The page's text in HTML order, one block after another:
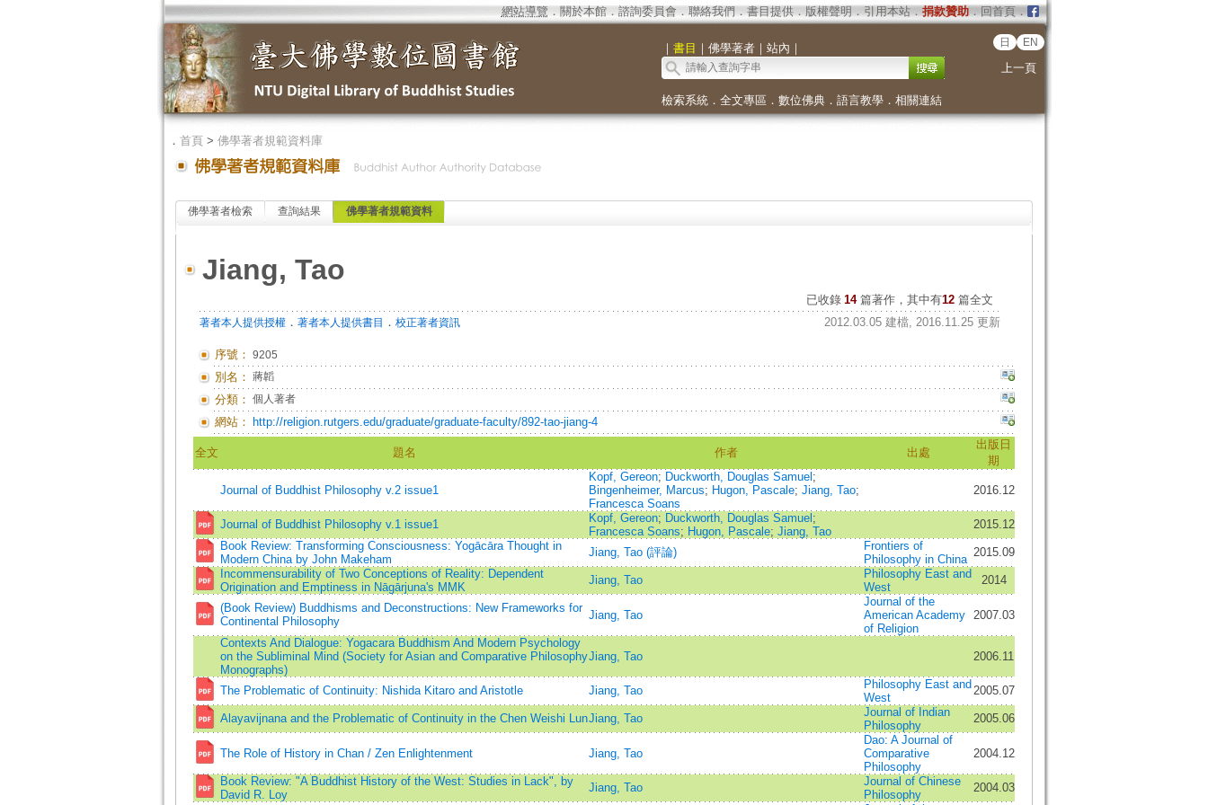
網站導覽 ． 關於本館． 諮詢委員會． 聯絡我們 ． 書目提供． 版權聲明 ． 引用本站． 捐款贊助．回首頁．
｜ 書目 ｜ 佛學著者｜ 站內 ｜ 日 EN
上一頁
檢索系統． 全文專區 ． 數位佛典． 語言教學． 相關連結
． 首頁> 佛學著者規範資料庫
佛學著者檢索 查詢結果 佛學著者規範資料
Jiang, Tao
已收錄 14 篇著作，其中有12篇全文
著者本人提供授權． 著者本人提供書目 ． 校正著者資訊 2012.03.05 建檔, 2016.11.25 更新
序號： 9205
別名： 蔣韜
分類： 個人著者
網站： http://religion.rutgers.edu/graduate/graduate-faculty/892-tao-jiang-4
全文 題名 作者 出處
出版日
期
Journal of Buddhist Philosophy v.2 issue1
Kopf, Gereon; Duckworth, Douglas Samuel ;
Bingenheimer, Marcus; Hugon, Pascale; Jiang, Tao;
Francesca Soans
2016.12
Journal of Buddhist Philosophy v.1 issue1 Kopf, Gereon; Duckworth, Douglas Samuel ;
Francesca Soans; Hugon, Pascale; Jiang, Tao
2015.12
Book Review: Transforming Consciousness: Yogācāra Thought in
Modern China by John Makeham
Jiang, Tao (評論)
Frontiers of
Philosophy in China
2015.09
Incommensurability of Two Conceptions of Reality: Dependent
Origination and Emptiness in Nāgārjuna's MMK
Jiang, Tao
Philosophy East and
West
2014
(Book Review) Buddhisms and Deconstructions: New Frameworks for
Continental Philosophy
Jiang, Tao
Journal of the
American Academy
of Religion
2007.03
Contexts And Dialogue: Yogacara Buddhism And Modern Psychology
on the Subliminal Mind (Society for Asian and Comparative Philosophy
Monographs)
Jiang, Tao 2006.11
The Problematic of Continuity: Nishida Kitaro and Aristotle Jiang, Tao
Philosophy East and
West
2005.07
Alayavijnana and the Problematic of Continuity in the Chen Weishi LunJiang, Tao
Journal of Indian
Philosophy
2005.06
The Role of History in Chan / Zen Enlightenment Jiang, Tao
Dao: A Journal of
Comparative
Philosophy
2004.12
Book Review: "A Buddhist History of the West: Studies in Lack", by
David R. Loy
Jiang, Tao
Journal of Chinese
Philosophy
2004.03